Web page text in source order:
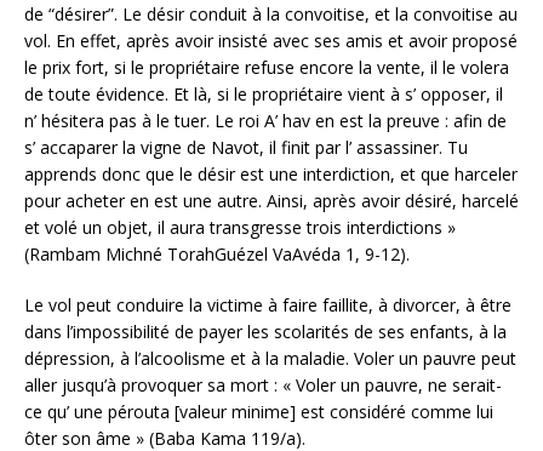
de “désirer”. Le désir conduit à la convoitise, et la convoitise au
vol. En effet, après avoir insisté avec ses amis et avoir proposé
le prix fort, si le propriétaire refuse encore la vente, il le volera
de toute évidence. Et là, si le propriétaire vient à s’ opposer, il
n’ hésitera pas à le tuer. Le roi A’ hav en est la preuve : afin de
s’ accaparer la vigne de Navot, il finit par l’ assassiner. Tu
apprends donc que le désir est une interdiction, et que harceler
pour acheter en est une autre. Ainsi, après avoir désiré, harcelé
et volé un objet, il aura transgresse trois interdictions »
(Rambam Michné TorahGuézel VaAvéda 1, 9-12).
Le vol peut conduire la victime à faire faillite, à divorcer, à être
dans l’impossibilité de payer les scolarités de ses enfants, à la
dépression, à l’alcoolisme et à la maladie. Voler un pauvre peut
aller jusqu’à provoquer sa mort : « Voler un pauvre, ne serait-
ce qu’ une pérouta [valeur minime] est considéré comme lui
ôter son âme » (Baba Kama 119/a).